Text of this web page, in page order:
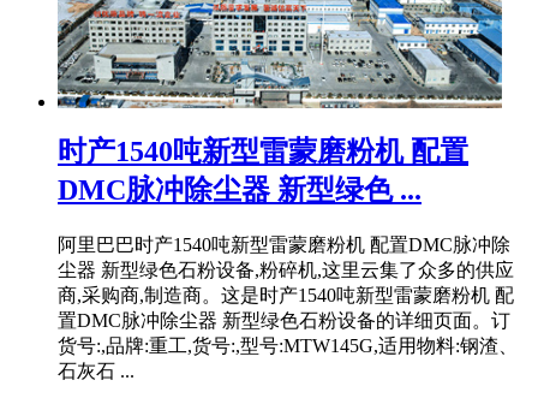
时产1540吨新型雷蒙磨粉机 配置
DMC脉冲除尘器 新型绿色 ...
阿里巴巴时产1540吨新型雷蒙磨粉机 配置DMC脉冲除
尘器 新型绿色石粉设备,粉碎机,这里云集了众多的供应
商,采购商,制造商。这是时产1540吨新型雷蒙磨粉机 配
置DMC脉冲除尘器 新型绿色石粉设备的详细页面。订
货号:,品牌:重工,货号:,型号:MTW145G,适用物料:钢渣、
石灰石 ...